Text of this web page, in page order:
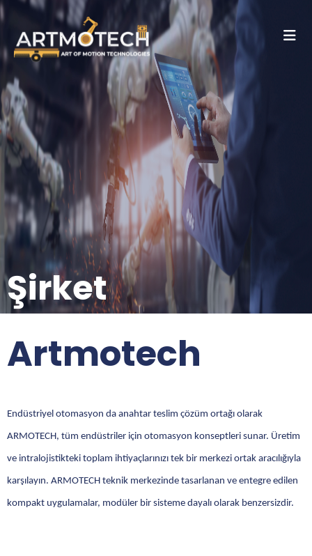
Şirket
Artmotech
Endüstriyel otomasyon da anahtar teslim çözüm ortağı olarak
ARMOTECH, tüm endüstriler için otomasyon konseptleri sunar. Üretim
ve intralojistikteki toplam ihtiyaçlarınızı tek bir merkezi ortak aracılığıyla
karşılayın. ARMOTECH teknik merkezinde tasarlanan ve entegre edilen
kompakt uygulamalar, modüler bir sisteme dayalı olarak benzersizdir.